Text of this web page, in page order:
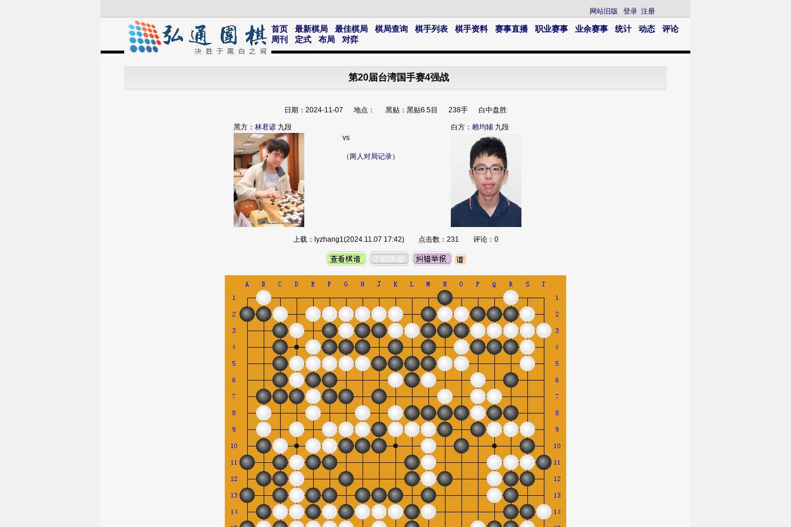
网站旧版 登录 注册
首页 最新棋局 最佳棋局 棋局查询 棋手列表 棋手资料 赛事直播 职业赛事 业余赛事 统计 动态
评论
周刊
定式 布局 对弈
第20届台湾国手赛4强战
日期：2024-11-07 地点： 黑贴：黑贴6.5目 238手 白中盘胜
黑方： 林君谚 九段 白方： 赖均辅 九段
vs
（两人对局记录）
上载：lyzhang1(2024.11.07 17:42) 点击数：231 评论：0